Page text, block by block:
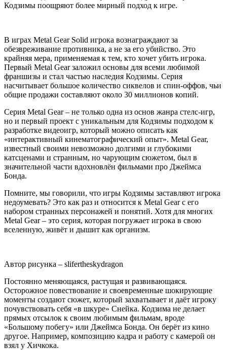
Кодзимы поощряют более мирный подход к игре.
В играх Metal Gear Solid игрока вознаграждают за
обезвреживание противника, а не за его убийство. Это
крайняя мера, применяемая к тем, кто хочет убить игрока.
Первый Metal Gear заложил основы для всеми любимой
франшизы и стал частью наследия Кодзимы. Серия
насчитывает большое количество сиквелов и спин-оффов, чьи
общие продажи составляют около 30 миллионов копий.
Серия Metal Gear – не только одна из основ жанра стелс-игр,
но и первый проект с уникальным для Кодзимы подходом к
разработке видеоигр, который можно описать как
«интерактивный кинематографический опыт». Metal Gear,
известный своими невозможно долгими и глубокими
катсценами и странным, но чарующим сюжетом, был в
значительной части вдохновлён фильмами про Джеймса
Бонда.
Помните, мы говорили, что игры Кодзимы заставляют игрока
недоумевать? Это как раз и относится к Metal Gear с его
набором странных персонажей и понятий. Хотя для многих
Metal Gear – это серия, которая погружает игрока в свою
вселенную, живёт и дышит как организм.
Автор рисунка – slifertheskydragon
Постоянно меняющаяся, растущая и развивающаяся.
Осторожное повествование и своевременные шокирующие
моменты создают сюжет, который захватывает и даёт игроку
почувствовать себя «в шкуре» Снейка. Кодзима не делает
прямых отсылок к своим любимым фильмам, вроде
«Большому побегу» или Джеймса Бонда. Он берёт из кино
другое. Например, композицию кадра и работу с камерой он
взял у Хичкока.